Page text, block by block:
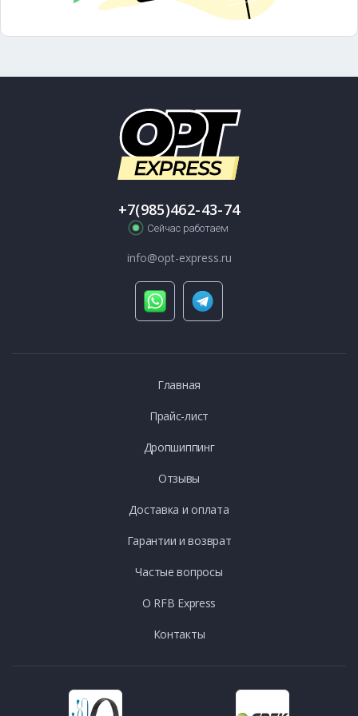
+7(985)462-43-74
Сейчас работаем
info@opt-express.ru
Главная
Прайс-лист
Дропшиппинг
Отзывы
Доставка и оплата
Гарантии и возврат
Частые вопросы
О RFB Express
Контакты